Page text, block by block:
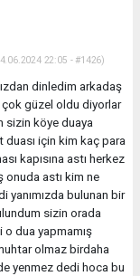
22:05 - #1426)
dinledim arkadaş
çok güzel oldu diyorlar
sizin köye duaya
için kim kaç para
kapısına astı herkez
onuda astı kim ne
yanımızda bulunan bir
sizin orada
dua yapmamış
olmaz birdaha
yenmez dedi hoca bu